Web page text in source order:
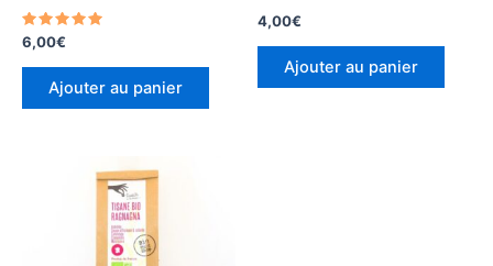
Note
5.00
sur 5
6,00€
Ajouter au panier
4,00€
Ajouter au panier